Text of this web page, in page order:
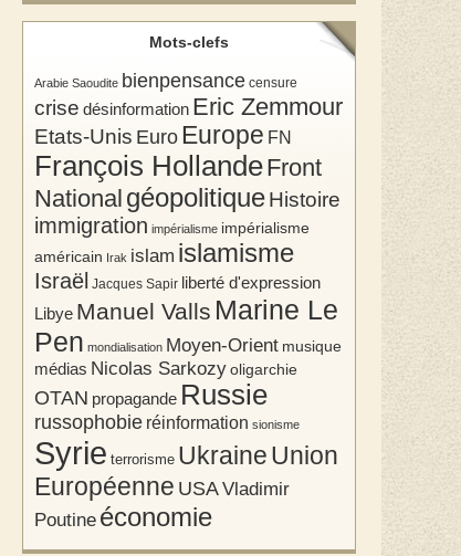
Mots-clefs
Arabie Saoudite bienpensance censure
crise désinformation Eric Zemmour
Etats-Unis Euro Europe FN
François HollandeFront
National géopolitiqueHistoire
immigration impérialisme impérialisme
américain Irak islam islamisme
Israël Jacques Sapir liberté d'expression
Libye Manuel Valls Marine Le
Pen mondialisation Moyen-Orient musique
médias Nicolas Sarkozyoligarchie
OTAN propagande Russie
russophobie réinformation sionisme
Syrie terrorisme Ukraine Union
Européenne USAVladimir
Poutine économie